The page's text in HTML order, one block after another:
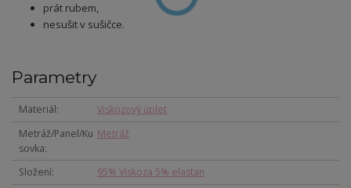
prát rubem,
nesušit v sušičce.
Parametry
Materiál
Viskozový úplet
Metráž/Panel/Ku
sovka
Metráž
Složení
95% Viskoza 5% elastan